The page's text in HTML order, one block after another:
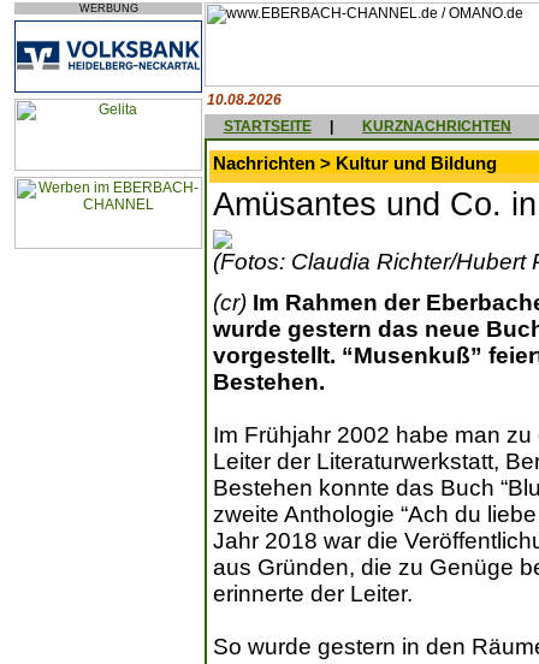
WERBUNG
10.08.2026
STARTSEITE
KURZNACHRICHTEN
Nachrichten > Kultur und Bildung
Amüsantes und Co.
(Fotos: Claudia Richter/Hubert
(cr) Im Rahmen der
wurde gestern das neue
vorgestellt. “Musenkuß”
Bestehen.
Im Frühjahr 2002 habe man
Leiter der Literaturwerkstatt,
Bestehen konnte das Buch
zweite Anthologie “Ach du
Jahr 2018 war die
aus Gründen, die zu Genüge
erinnerte der Leiter.
So wurde gestern in den